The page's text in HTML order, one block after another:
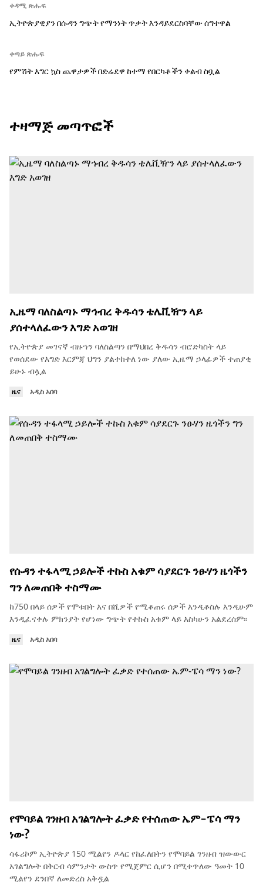
ቀዳሚ ጽሑፍ
ኢትዮጵያዊያን በሱዳን ግጭት የማንነት ጥቃት እንዳይደርስባቸው ሰግተዋል
ቀጣይ ጽሑፍ
የምሽት እግር ኳስ ጨዋታዎች በድሬደዋ ከተማ የበርካቶችን ቀልብ ስቧል
ተዛማጅ መጣጥፎች
ኢዜማ ባለስልጣኑ ማኅብረ ቅዱሳን ቴሌቪዥን ላይ
ያሰተላለፈውን እግድ አወገዘ
የኢትዮጵያ መገናኛ ብዙኀን ባለስልጣን በማህበረ ቅዱሳን ብሮድካስት ላይ
የወሰደው የእግድ እርምጃ ህግን ያልተከተለ ነው ያለው ኢዜማ ኃላፊዎች ተጠያቂ
ይሁኑ ብሏል
ዜና አዲስ አበባ
የሱዳን ተፋላሚ ኃይሎች ተኩስ አቁም ሳያደርጉ ንፁሃን ዜጎችን
ግን ለመጠበቅ ተስማሙ
ከ750 በላይ ሰዎች የሞቱበት እና በሺዎች የሚቆጠሩ ሰዎች እንዲቆስሉ እንዲሁም
እንዲፈናቀሉ ምክንያት የሆነው ግጭት የተኩስ አቁም ላይ እስካሁን አልደረሰም፡፡
ዜና አዲስ አበባ
የሞባይል ገንዘብ አገልግሎት ፈቃድ የተሰጠው ኤም-ፔሳ ማን
ነው?
ሳፋሪኮም ኢትዮጵያ 150 ሚልየን ዶላር የከፈለበትን የሞባይል ገንዘብ ዝውውር
አገልግሎት በቅርብ ሳምንታት ውስጥ የሚጀምር ሲሆን በሚቀጥለው ዓመት 10
ሚልየን ደንበኛ ለመድረስ አቅዷል